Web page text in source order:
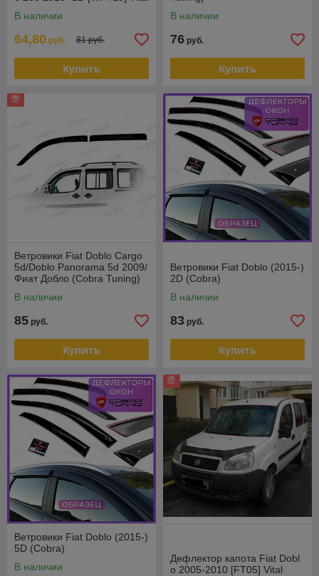
В наличии
64,80 руб. 81 руб.
Купить
В наличии
76 руб.
Купить
Ветровики Fiat Doblo Cargo
5d/Doblo Panorama 5d 2009/
Фиат Добло (Cobra Tuning)
В наличии
85 руб.
Купить
Ветровики Fiat Doblo (2015-)
2D (Cobra)
В наличии
83 руб.
Купить
Ветровики Fiat Doblo (2015-)
5D (Cobra)
В наличии
Дефлектор капота Fiat Dobl
o 2005-2010 [FT05] Vital